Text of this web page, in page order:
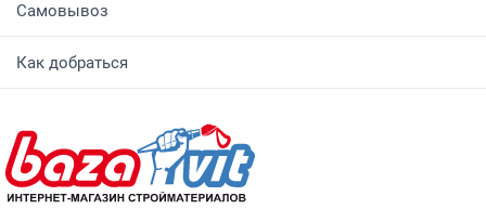
Самовывоз
Как добраться